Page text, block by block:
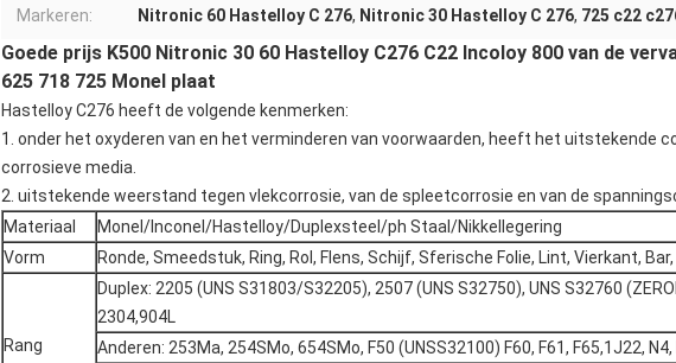
Markeren: Nitronic 60 Hastelloy C 276, Nitronic 30 Hastelloy C 276, 725 c22
Goede prijs K500 Nitronic 30 60 Hastelloy C276 C22 Incoloy 800 van de
625 718 725 Monel plaat
Hastelloy C276 heeft de volgende kenmerken:
1. onder het oxyderen van en het verminderen van voorwaarden, heeft het uitstekende
corrosieve media.
2. uitstekende weerstand tegen vlekcorrosie, van de spleetcorrosie en van de
Materiaal
Monel/Inconel/Hastelloy/Duplexsteel/ph Staal/Nikkellegering
Vorm
Ronde, Smeedstuk, Ring, Rol, Flens, Schijf, Sferische Folie, Lint, Vierkant, Bar,
Rang
Duplex: 2205 (UNS S31803/S32205), 2507 (UNS S32750), UNS S32760
2304,904L
Anderen: 253Ma, 254SMo, 654SMo, F50 (UNSS32100) F60, F61, F65,1J22, N4,